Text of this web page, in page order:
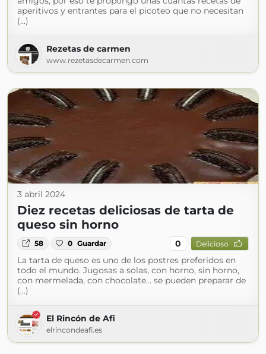
aperitivos y entrantes para el picoteo que no necesitan
(...)
Rezetas de carmen
www.rezetasdecarmen.com
3 abril 2024
Diez recetas deliciosas de tarta de
queso sin horno
58 0 Guardar 0 Delicioso
La tarta de queso es uno de los postres preferidos en
todo el mundo. Jugosas a solas, con horno, sin horno,
con mermelada, con chocolate… se pueden preparar de
(...)
El Rincón de Afi
elrincondeafi.es